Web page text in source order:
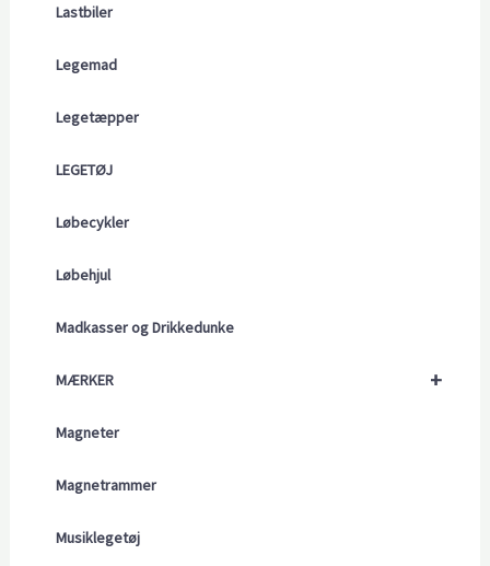
Lastbiler
Legemad
Legetæpper
LEGETØJ
Løbecykler
Løbehjul
Madkasser og Drikkedunke
+
MÆRKER
Magneter
Magnetrammer
Musiklegetøj